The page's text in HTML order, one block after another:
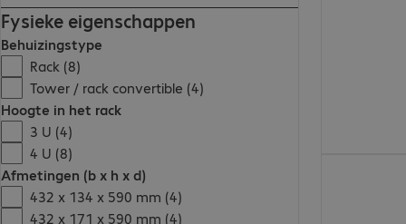
Fysieke eigenschappen
Behuizingstype
Rack (8)
Tower / rack convertible (4)
Hoogte in het rack
3 U (4)
4 U (8)
Afmetingen (b x h x d)
432 x 134 x 590 mm (4)
432 x 171 x 590 mm (4)